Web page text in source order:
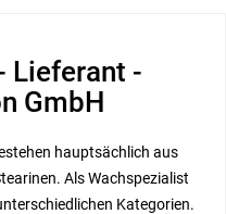
Lieferant -
GmbH
hauptsächlich aus
Als Wachspezialist
Kategorien.